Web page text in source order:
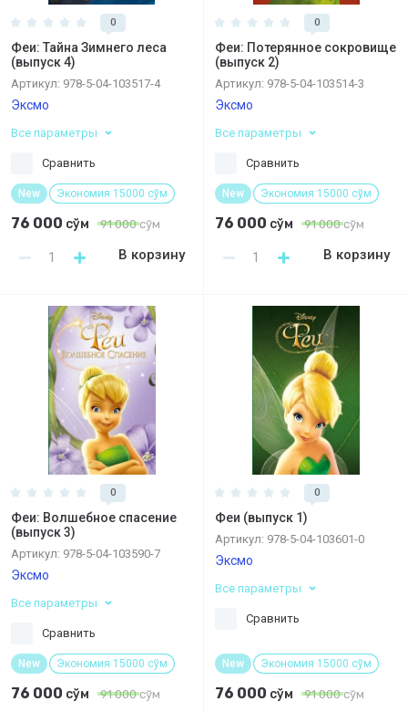
0
Феи: Тайна Зимнего леса
(выпуск 4)
Артикул: 978-5-04-103517-4
Эксмо
Все параметры
Сравнить
New Экономия 15000 сўм
76 000 сўм 91 000сўм
В корзину
0
Феи: Потерянное сокровище
(выпуск 2)
Артикул: 978-5-04-103514-3
Эксмо
Все параметры
Сравнить
New Экономия 15000 сўм
76 000 сўм 91 000сўм
В корзину
0
Феи: Волшебное спасение
(выпуск 3)
Артикул: 978-5-04-103590-7
Эксмо
Все параметры
Сравнить
New Экономия 15000 сўм
76 000 сўм 91 000сўм
0
Феи (выпуск 1)
Артикул: 978-5-04-103601-0
Эксмо
Все параметры
Сравнить
New Экономия 15000 сўм
76 000 сўм 91 000сўм